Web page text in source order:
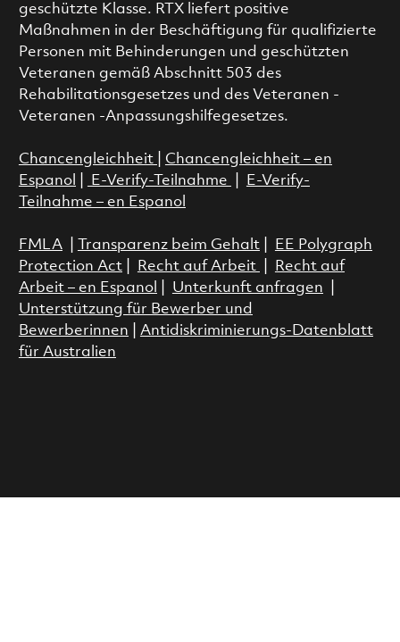
geschützte Klasse. RTX liefert positive
Maßnahmen in der Beschäftigung für qualifizierte
Personen mit Behinderungen und geschützten
Veteranen gemäß Abschnitt 503 des
Rehabilitationsgesetzes und des Veteranen -
Veteranen -Anpassungshilfegesetzes.
Chancengleichheit
Chancengleichheit – en
Espanol
E-Verify-Teilnahme
E-Verify-
Teilnahme – en Espanol
FMLA| Transparenz beim Gehalt|
EE Polygraph
Protection Act| Recht auf Arbeit
Recht auf
Arbeit – en Espanol
Unterkunft anfragen
Unterstützung für Bewerber und
Bewerberinnen
Antidiskriminierungs-Datenblatt
für Australien